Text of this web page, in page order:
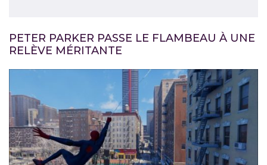
PETER PARKER PASSE LE FLAMBEAU À UNE
RELÈVE MÉRITANTE